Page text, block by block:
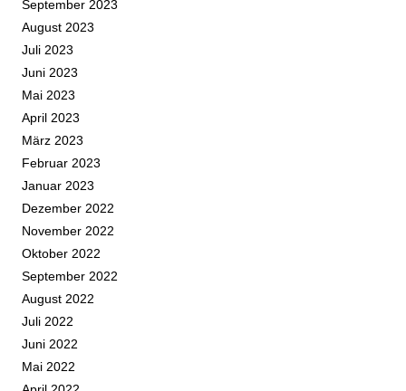
September 2023
August 2023
Juli 2023
Juni 2023
Mai 2023
April 2023
März 2023
Februar 2023
Januar 2023
Dezember 2022
November 2022
Oktober 2022
September 2022
August 2022
Juli 2022
Juni 2022
Mai 2022